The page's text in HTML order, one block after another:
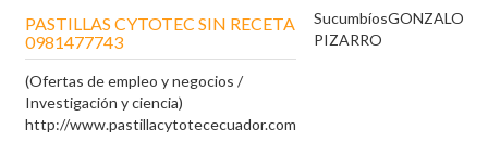
PASTILLAS CYTOTEC SIN RECETA
0981477743
(Ofertas de empleo y negocios /
Investigación y ciencia)
http://www.pastillacytotececuador.com
SucumbíosGONZALO
PIZARRO